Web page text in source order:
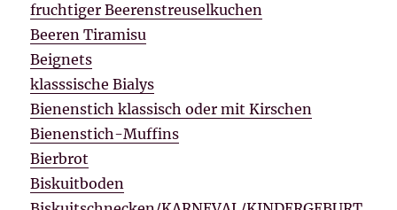
fruchtiger Beerenstreuselkuchen
Beeren Tiramisu
Beignets
klasssische Bialys
Bienenstich klassisch oder mit Kirschen
Bienenstich-Muffins
Bierbrot
Biskuitboden